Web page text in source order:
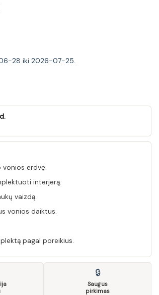
28 iki 2026-07-25.
erdvę.
interjerą.
vaizdą.
vonios daiktus.
pagal poreikius.
🔒
Saugus
pirkimas